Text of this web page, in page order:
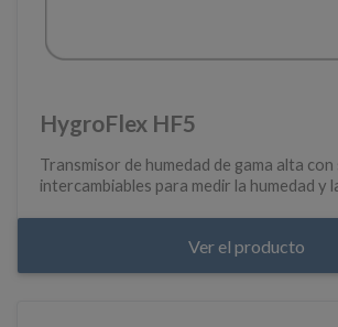
HygroFlex HF5
Transmisor de humedad de gama alta con
intercambiables para medir la humedad y
Ver el producto